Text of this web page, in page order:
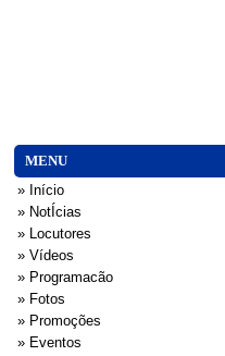
MENU
» Início
» NotÍcias
» Locutores
» Vídeos
» Programacão
» Fotos
» Promoções
» Eventos